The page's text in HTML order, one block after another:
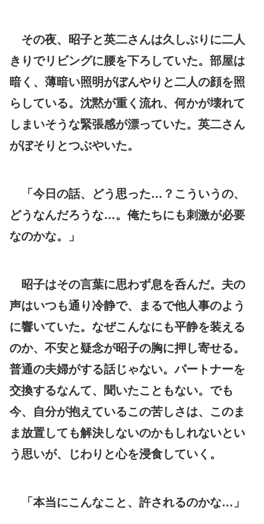
その夜、昭子と英二さんは久しぶりに二人
きりでリビングに腰を下ろしていた。部屋は
暗く、薄暗い照明がぼんやりと二人の顔を照
らしている。沈黙が重く流れ、何かが壊れて
しまいそうな緊張感が漂っていた。英二さん
がぼそりとつぶやいた。
「今日の話、どう思った…？こういうの、
どうなんだろうな…。俺たちにも刺激が必要
なのかな。」
昭子はその言葉に思わず息を呑んだ。夫の
声はいつも通り冷静で、まるで他人事のよう
に響いていた。なぜこんなにも平静を装える
のか、不安と疑念が昭子の胸に押し寄せる。
普通の夫婦がする話じゃない。パートナーを
交換するなんて、聞いたこともない。でも
今、自分が抱えているこの苦しさは、このま
ま放置しても解決しないのかもしれないとい
う思いが、じわりと心を浸食していく。
「本当にこんなこと、許されるのかな…」